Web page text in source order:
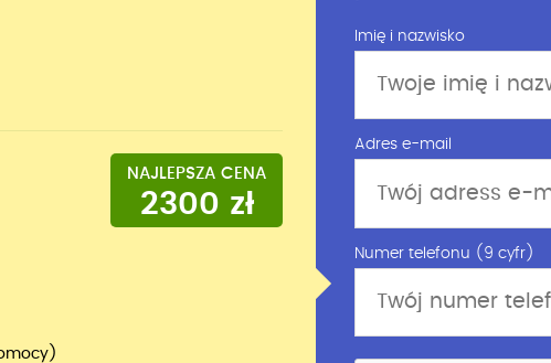
NAJLEPSZA CENA
2300 zł
Imię i nazwisko
Adres e-mail
Numer telefonu (9 cyfr)